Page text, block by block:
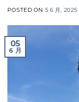
POSTED ON 5 6 月, 2025
05
6 月